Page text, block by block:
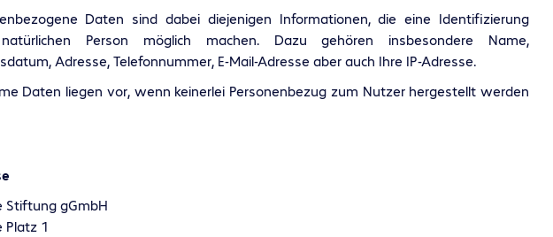
Daten sind dabei diejenigen Informationen, die eine Identifizierung
Person möglich machen. Dazu gehören insbesondere Name,
Adresse, Telefonnummer, E-Mail-Adresse aber auch Ihre IP-Adresse.
Daten liegen vor, wenn keinerlei Personenbezug zum Nutzer hergestellt werden
Stiftung gGmbH
Platz 1